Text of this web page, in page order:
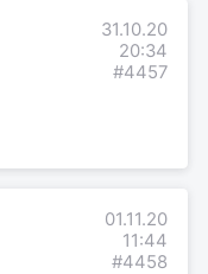
31.10.20
20:34
#4457
01.11.20
11:44
#4458